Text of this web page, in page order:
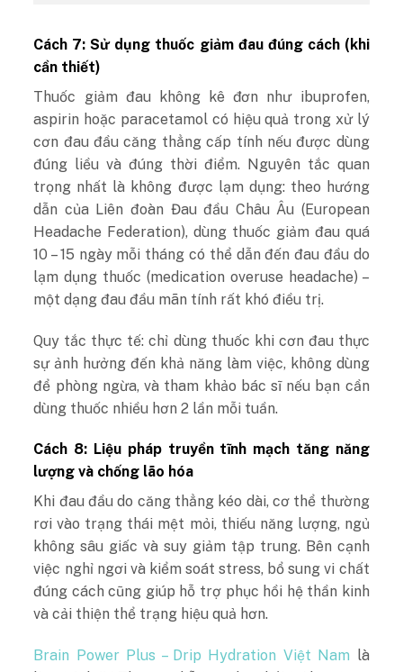
Cách 7: Sử dụng thuốc giảm đau đúng cách (khi
cần thiết)
Thuốc giảm đau không kê đơn như ibuprofen,
aspirin hoặc paracetamol có hiệu quả trong xử lý
cơn đau đầu căng thẳng cấp tính nếu được dùng
đúng liều và đúng thời điểm. Nguyên tắc quan
trọng nhất là không được lạm dụng: theo hướng
dẫn của Liên đoàn Đau đầu Châu Âu (European
Headache Federation), dùng thuốc giảm đau quá
10 – 15 ngày mỗi tháng có thể dẫn đến đau đầu do
lạm dụng thuốc (medication overuse headache) –
một dạng đau đầu mãn tính rất khó điều trị.
Quy tắc thực tế: chỉ dùng thuốc khi cơn đau thực
sự ảnh hưởng đến khả năng làm việc, không dùng
để phòng ngừa, và tham khảo bác sĩ nếu bạn cần
dùng thuốc nhiều hơn 2 lần mỗi tuần.
Cách 8: Liệu pháp truyền tĩnh mạch tăng năng
lượng và chống lão hóa
Khi đau đầu do căng thẳng kéo dài, cơ thể thường
rơi vào trạng thái mệt mỏi, thiếu năng lượng, ngủ
không sâu giấc và suy giảm tập trung. Bên cạnh
việc nghỉ ngơi và kiểm soát stress, bổ sung vi chất
đúng cách cũng giúp hỗ trợ phục hồi hệ thần kinh
và cải thiện thể trạng hiệu quả hơn.
Brain Power Plus – Drip Hydration Việt Nam là